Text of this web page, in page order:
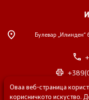
Булевар „Илинден“
Оваа веб-страница
корисничкото искуство.